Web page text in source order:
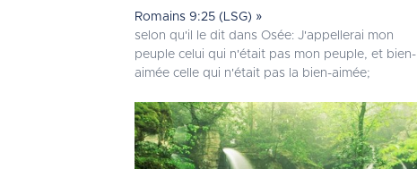
Romains 9:25 (LSG) »
selon qu'il le dit dans Osée: J'appellerai mon
peuple celui qui n'était pas mon peuple, et bien-
aimée celle qui n'était pas la bien-aimée;